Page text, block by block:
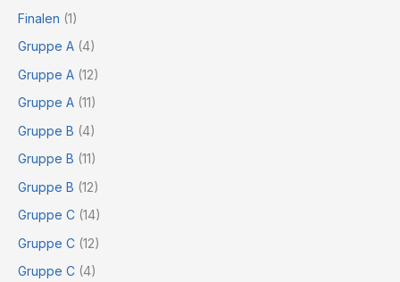
Finalen (1)
Gruppe A (4)
Gruppe A (12)
Gruppe A (11)
Gruppe B (4)
Gruppe B (11)
Gruppe B (12)
Gruppe C (14)
Gruppe C (12)
Gruppe C (4)